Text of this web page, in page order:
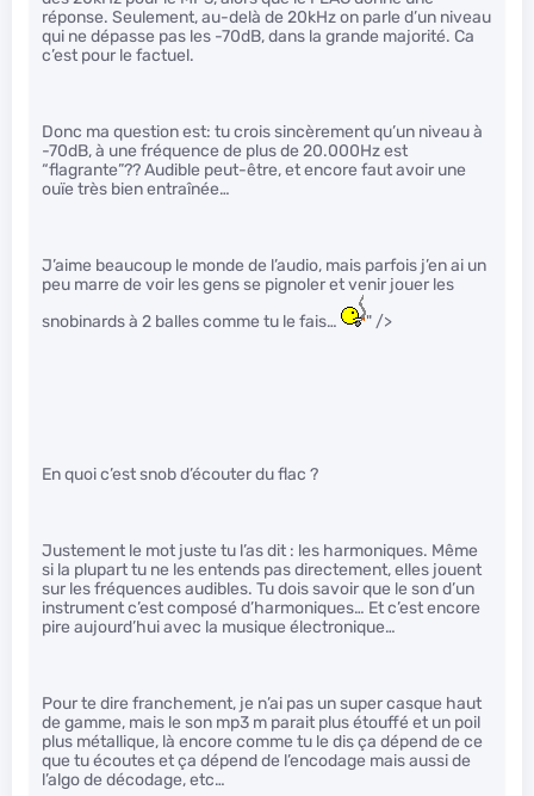
réponse. Seulement, au-delà de 20kHz on parle d’un niveau
qui ne dépasse pas les -70dB, dans la grande majorité. Ca
c’est pour le factuel.
Donc ma question est: tu crois sincèrement qu’un niveau à
-70dB, à une fréquence de plus de 20.000Hz est
“flagrante”?? Audible peut-être, et encore faut avoir une
ouïe très bien entraînée…
J’aime beaucoup le monde de l’audio, mais parfois j’en ai un
peu marre de voir les gens se pignoler et venir jouer les
snobinards à 2 balles comme tu le fais…
" />
En quoi c’est snob d’écouter du flac ?
Justement le mot juste tu l’as dit : les harmoniques. Même
si la plupart tu ne les entends pas directement, elles jouent
sur les fréquences audibles. Tu dois savoir que le son d’un
instrument c’est composé d’harmoniques… Et c’est encore
pire aujourd’hui avec la musique électronique…
Pour te dire franchement, je n’ai pas un super casque haut
de gamme, mais le son mp3 m parait plus étouffé et un poil
plus métallique, là encore comme tu le dis ça dépend de ce
que tu écoutes et ça dépend de l’encodage mais aussi de
l’algo de décodage, etc…